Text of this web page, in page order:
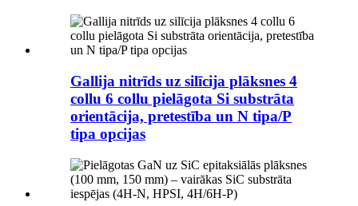
Gallija nitrīds uz silīcija plāksnes 4
collu 6 collu pielāgota Si substrāta
orientācija, pretestība un N tipa/P
tipa opcijas